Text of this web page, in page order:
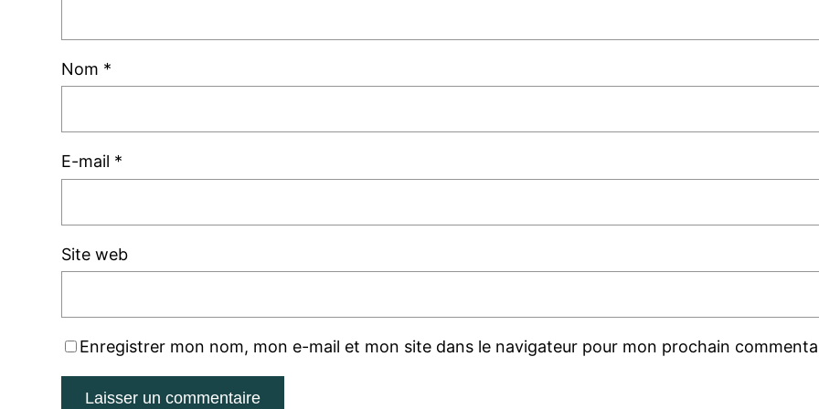
Nom *
E-mail *
Site web
Enregistrer mon nom, mon e-mail et mon site dans le navigateur pour mon prochain